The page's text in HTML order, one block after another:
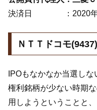
決済日 ：2020年
ＮＴＴドコモ
IPOもなかなか当選し
権利銘柄が少ない時期
用しようということと、